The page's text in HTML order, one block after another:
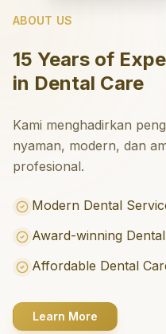
ABOUT US
15 Years of
in Dental Care
Kami menghadirkan
nyaman, modern, dan
profesional.
Modern Dental
Award-winning
Affordable Dental
Learn More